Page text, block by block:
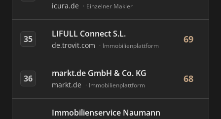
icura.de Einzelner Makler
35 LIFULL Connect S.L.
de.trovit.com Immobilienplattform
69
36 markt.de GmbH & Co. KG
markt.de Immobilienplattform
68
Immobilienservice Naumann